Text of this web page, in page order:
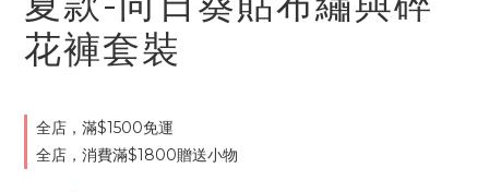
花褲套裝
全店，滿$1500免運
全店，消費滿$1800贈送小物